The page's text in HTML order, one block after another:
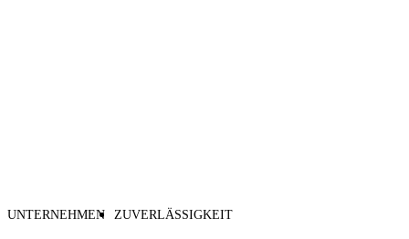
UNTERNEHMEN ZUVERLÄSSIGKEIT